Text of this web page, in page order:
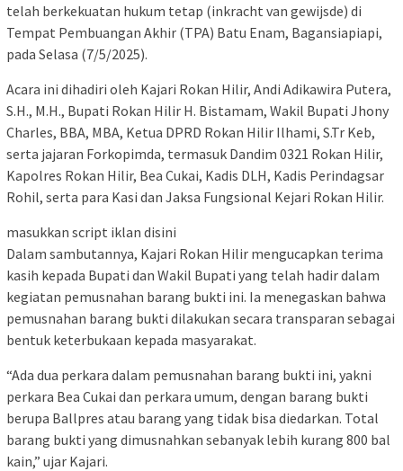
telah berkekuatan hukum tetap (inkracht van gewijsde) di
Tempat Pembuangan Akhir (TPA) Batu Enam, Bagansiapiapi,
pada Selasa (7/5/2025).
Acara ini dihadiri oleh Kajari Rokan Hilir, Andi Adikawira Putera,
S.H., M.H., Bupati Rokan Hilir H. Bistamam, Wakil Bupati Jhony
Charles, BBA, MBA, Ketua DPRD Rokan Hilir Ilhami, S.Tr Keb,
serta jajaran Forkopimda, termasuk Dandim 0321 Rokan Hilir,
Kapolres Rokan Hilir, Bea Cukai, Kadis DLH, Kadis Perindagsar
Rohil, serta para Kasi dan Jaksa Fungsional Kejari Rokan Hilir.
masukkan script iklan disini
Dalam sambutannya, Kajari Rokan Hilir mengucapkan terima
kasih kepada Bupati dan Wakil Bupati yang telah hadir dalam
kegiatan pemusnahan barang bukti ini. Ia menegaskan bahwa
pemusnahan barang bukti dilakukan secara transparan sebagai
bentuk keterbukaan kepada masyarakat.
“Ada dua perkara dalam pemusnahan barang bukti ini, yakni
perkara Bea Cukai dan perkara umum, dengan barang bukti
berupa Ballpres atau barang yang tidak bisa diedarkan. Total
barang bukti yang dimusnahkan sebanyak lebih kurang 800 bal
kain,” ujar Kajari.